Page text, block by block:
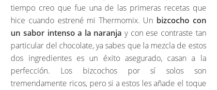
tiempo creo que fue una de las primeras recetas que
hice cuando estrené mi Thermomix. Un bizcocho con
un sabor intenso a la naranja y con ese contraste tan
particular del chocolate, ya sabes que la mezcla de estos
dos ingredientes es un éxito asegurado, casan a la
perfección. Los bizcochos por sí solos son
tremendamente ricos, pero si a estos les añade el toque